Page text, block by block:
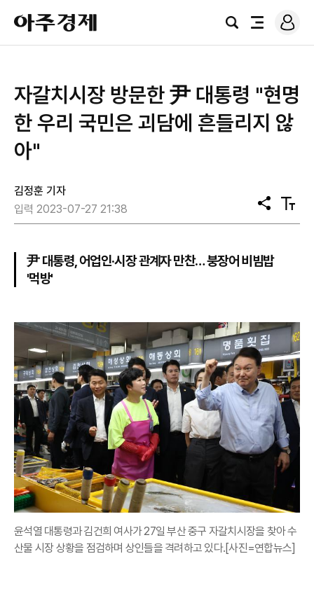
아
주
경
검
전
로
그
​자갈치시장 방문한 尹 대통령 "현명
한 우리 국민은 괴담에 흔들리지 않
아"
김정훈 기자
입력 2023-07-27 21:38
공
유
텍
스
尹 대통령, 어업인·시장 관계자 만찬… 붕장어 비빔밥
'먹방'
윤석열 대통령과 김건희 여사가 27일 부산 중구 자갈치시장을 찾아 수
산물 시장 상황을 점검하며 상인들을 격려하고 있다.[사진=연합뉴스]